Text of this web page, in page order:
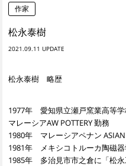
作家
松永泰樹
2021.09.11
松永泰樹 略歴
1977年 愛知県立瀬戸窯業高等学
マレーシアAW POTTERY 勤務
1980年 マレーシアペナン ASIAN
1981年 メキシコトルーカ陶磁
1985年 多治見市市之倉に「松